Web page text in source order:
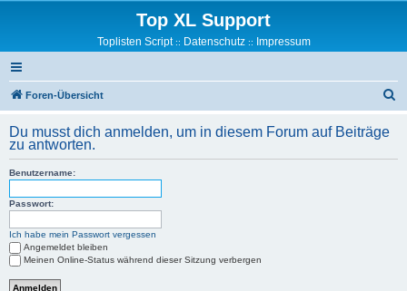
Top XL Support
Toplisten Script:: Datenschutz:: Impressum
Foren-Übersicht
h
Du musst dich anmelden, um in diesem Forum auf Beiträge
zu antworten.
Benutzername:
Passwort:
Ich habe mein Passwort vergessen
Angemeldet bleiben
Meinen Online-Status während dieser Sitzung verbergen